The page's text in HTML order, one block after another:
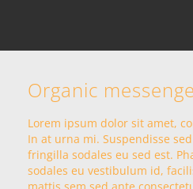
Organic
Lorem ipsum dolor sit amet,
In at urna mi. Suspendisse
fringilla sodales eu sed est.
sodales eu vestibulum id,